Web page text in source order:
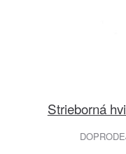
Strieborná